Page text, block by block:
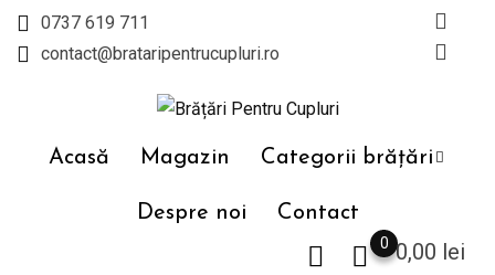
Skip
0737 619 711
contact@brataripentrucupluri.ro
Acasă Magazin Categorii brățări
Despre noi Contact
0,00 lei
0